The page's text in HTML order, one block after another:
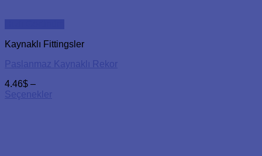
Kaynaklı Fittingsler
Paslanmaz Kaynaklı Rekor
4.46$ –
Seçenekler